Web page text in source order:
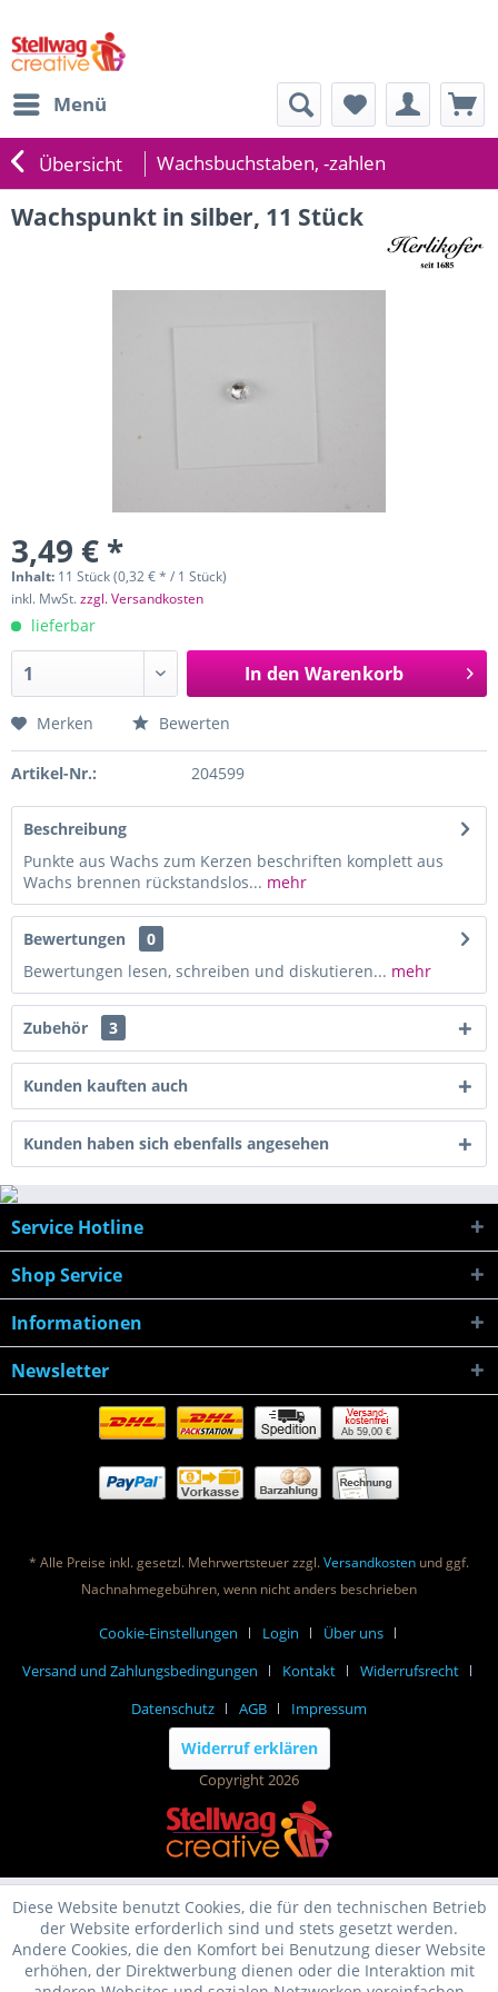
Menü
Übersicht Wachsbuchstaben, -zahlen
Wachspunkt in silber, 11 Stück
3,49 € *
Inhalt: 11 Stück (0,32 € * / 1 Stück)
inkl. MwSt.zzgl. Versandkosten
lieferbar
In den Warenkorb
Merken Bewerten
Artikel-Nr.: 204599
Beschreibung
Punkte aus Wachs zum Kerzen beschriften komplett aus
Wachs brennen rückstandslos... mehr
Bewertungen
0
Bewertungen lesen, schreiben und diskutieren... mehr
Zubehör 3
Kunden kauften auch
Kunden haben sich ebenfalls angesehen
Service Hotline
Shop Service
Informationen
Newsletter
Ab 59,00 €
* Alle Preise inkl. gesetzl. Mehrwertsteuer zzgl.Versandkosten und ggf.
Nachnahmegebühren, wenn nicht anders beschrieben
Cookie-Einstellungen Login
Über uns
Versand und Zahlungsbedingungen
Kontakt
Widerrufsrecht
Datenschutz
AGB Impressum
Widerruf erklären
Copyright 2026
Diese Website benutzt Cookies, die für den technischen Betrieb
der Website erforderlich sind und stets gesetzt werden.
Andere Cookies, die den Komfort bei Benutzung dieser Website
erhöhen, der Direktwerbung dienen oder die Interaktion mit